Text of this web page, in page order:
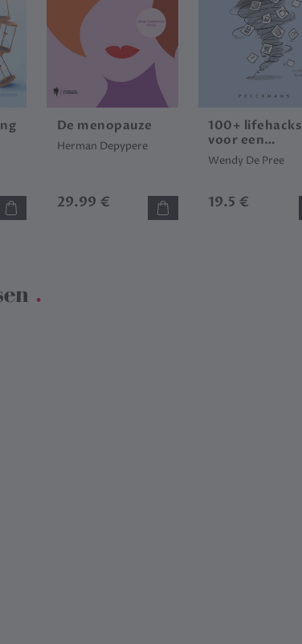
De menopauze
Herman Depypere
29.99 €
100+ lifehacks
voor een
eenvoudiger
leven in de rush
Wendy De Pree
19.5 €
.